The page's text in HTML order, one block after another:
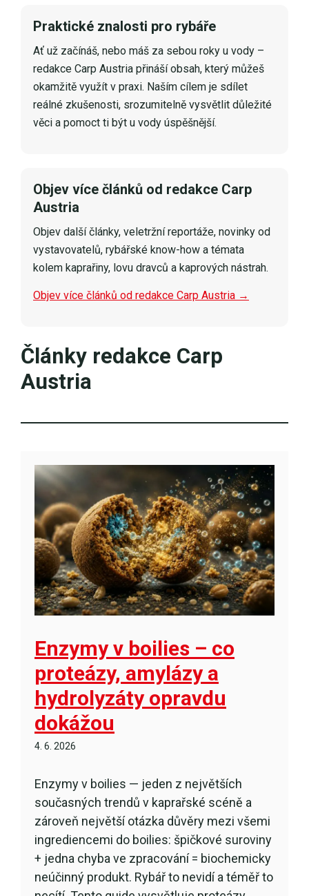
Praktické znalosti pro rybáře
Ať už začínáš, nebo máš za sebou roky u vody –
redakce Carp Austria přináší obsah, který můžeš
okamžitě využít v praxi. Naším cílem je sdílet
reálné zkušenosti, srozumitelně vysvětlit důležité
věci a pomoct ti být u vody úspěšnější.
Objev více článků od redakce Carp
Austria
Objev další články, veletržní reportáže, novinky od
vystavovatelů, rybářské know-how a témata
kolem kaprařiny, lovu dravců a kaprových nástrah.
Objev více článků od redakce Carp Austria →
Články redakce Carp
Austria
Enzymy v boilies – co
proteázy, amylázy a
hydrolyzáty opravdu
dokážou
4. 6. 2026
Enzymy v boilies — jeden z největších
současných trendů v kaprařské scéně a
zároveň největší otázka důvěry mezi všemi
ingrediencemi do boilies: špičkové suroviny
+ jedna chyba ve zpracování = biochemicky
neúčinný produkt. Rybář to nevidí a téměř to